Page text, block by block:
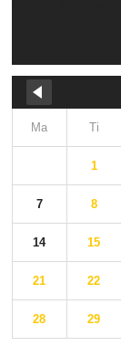
Ma Ti
1
7 8
14 15
21 22
28 29